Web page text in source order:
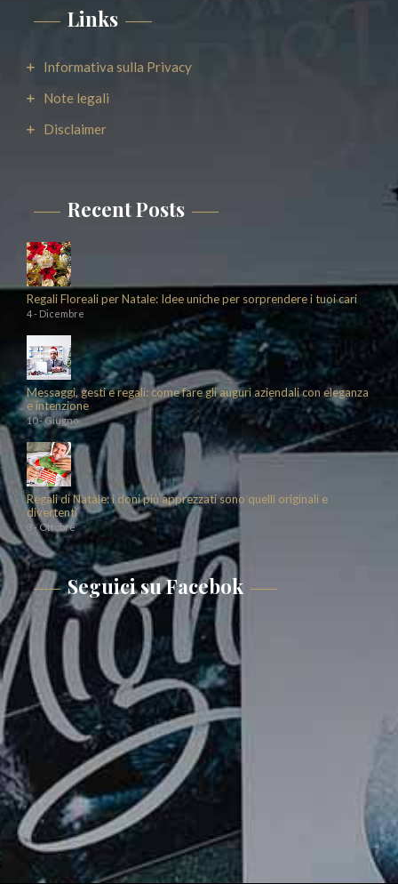
Links
Informativa sulla Privacy
Note legali
Disclaimer
Recent Posts
Regali Floreali per Natale: Idee uniche per sorprendere i tuoi cari
4 - Dicembre
Messaggi, gesti e regali: come fare gli auguri aziendali con eleganza
e intenzione
10 - Giugno
Regali di Natale: i doni più apprezzati sono quelli originali e
divertenti
3 - Ottobre
Seguici su Facebok